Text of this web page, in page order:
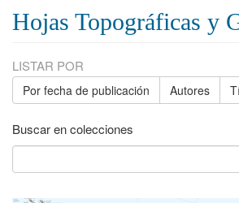
Hojas Topográficas y
LISTAR POR
Por fecha de publicación Autores
Buscar en colecciones